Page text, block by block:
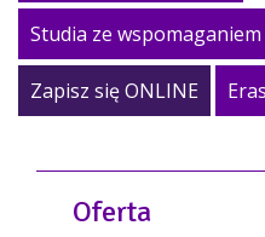
Studia ze
Zapisz się ONLINE
Oferta